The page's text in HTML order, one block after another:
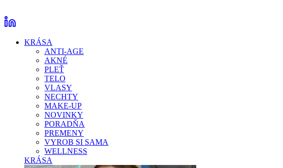
KRÁSA
ANTI-AGE
AKNÉ
PLEŤ
TELO
VLASY
NECHTY
MAKE-UP
NOVINKY
PORADŇA
PREMENY
VYROB SI SAMA
WELLNESS
KRÁSA